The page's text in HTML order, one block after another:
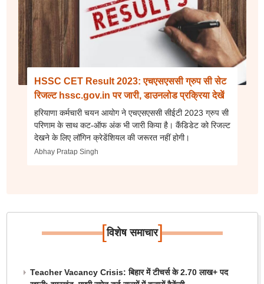
HSSC CET Result 2023: एचएसएससी ग्रुप सी सेट
रिजल्ट hssc.gov.in पर जारी, डाउनलोड प्रक्रिया देखें
हरियाणा कर्मचारी चयन आयोग ने एचएसएससी सीईटी 2023 ग्रुप सी
परिणाम के साथ कट-ऑफ अंक भी जारी किया है। कैंडिडेट को रिजल्ट
देखने के लिए लॉगिन क्रेडेंशियल की जरूरत नहीं होगी।
Abhay Pratap Singh
[विशेष समाचार]
Teacher Vacancy Crisis: बिहार में टीचर्स के 2.70 लाख+ पद